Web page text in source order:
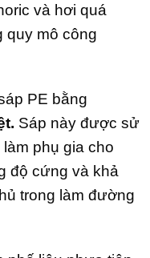
và hơi quá
quy mô công
PE bằng
Sáp này được sử
phụ gia cho
độ cứng và khả
trong làm đường